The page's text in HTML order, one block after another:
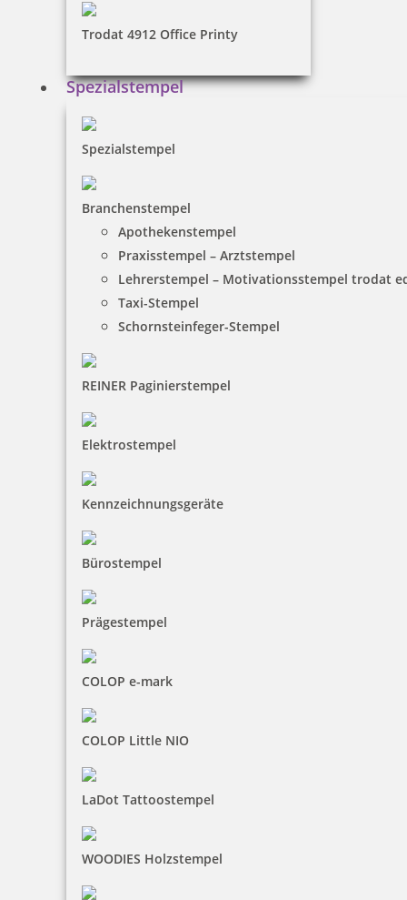
Trodat 4912 Office Printy
Spezialstempel
Spezialstempel
Branchenstempel
Apothekenstempel
Praxisstempel – Arztstempel
Lehrerstempel – Motivationsstempel trodat
Taxi-Stempel
Schornsteinfeger-Stempel
REINER Paginierstempel
Elektrostempel
Kennzeichnungsgeräte
Bürostempel
Prägestempel
COLOP e-mark
COLOP Little NIO
LaDot Tattoostempel
WOODIES Holzstempel